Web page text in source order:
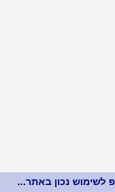
לשימוש נכון באתר...